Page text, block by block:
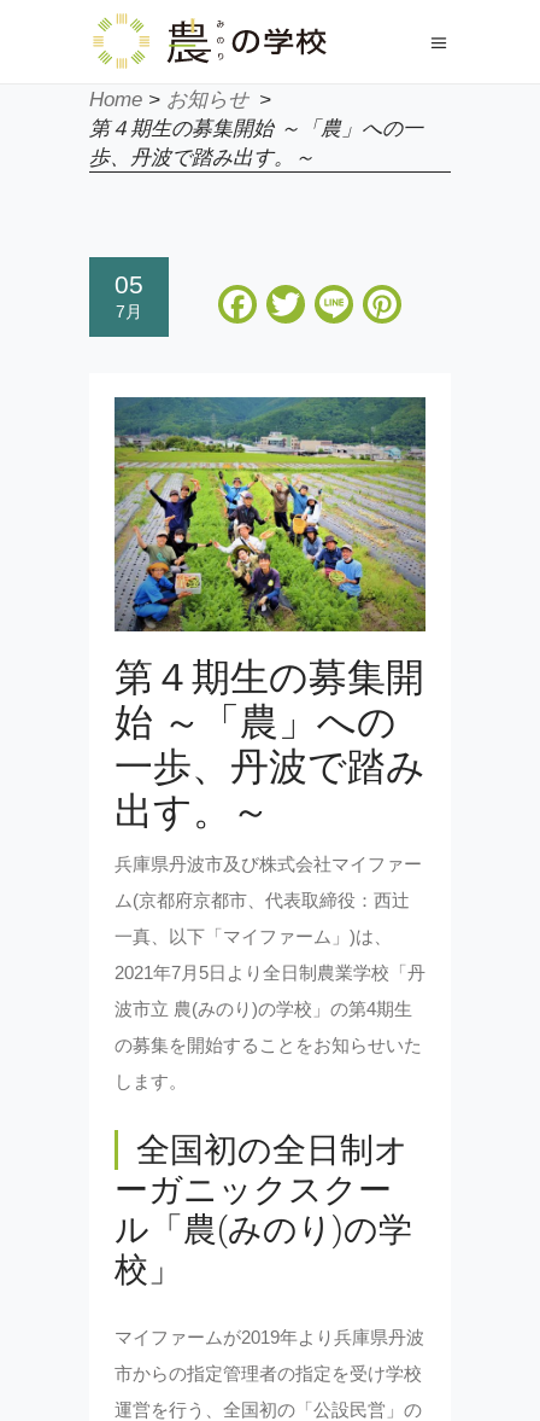
Home > お知らせ >
第４期生の募集開始 ～「農」への一
歩、丹波で踏み出す。～
05
7月 Facebook
Twitter
Line
第４期生の募集開
始 ～「農」への
一歩、丹波で踏み
出す。～
兵庫県丹波市及び株式会社マイファー
ム(京都府京都市、代表取締役：西辻
一真、以下「マイファーム」)は、
2021年7月5日より全日制農業学校「丹
波市立 農(みのり)の学校」の第4期生
の募集を開始することをお知らせいた
します。
全国初の全日制オ
ーガニックスクー
ル「農(みのり)の学
校」
マイファームが2019年より兵庫県丹波
市からの指定管理者の指定を受け学校
運営を行う、全国初の「公設民営」の